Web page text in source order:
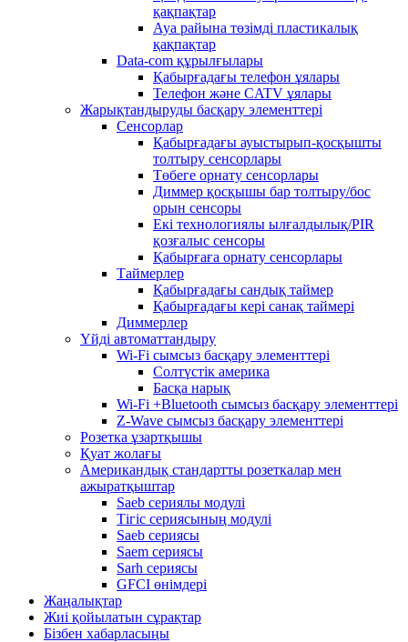
қақпақтар
Ауа райына төзімді пластикалық
қақпақтар
Data-com құрылғылары
Қабырғадағы телефон ұялары
Телефон және CATV ұялары
Жарықтандыруды басқару элементтері
Сенсорлар
Қабырғадағы ауыстырып-қосқышты
толтыру сенсорлары
Төбеге орнату сенсорлары
Диммер қосқышы бар толтыру/бос
орын сенсоры
Екі технологиялы ылғалдылық/PIR
қозғалыс сенсоры
Қабырғаға орнату сенсорлары
Таймерлер
Қабырғадағы сандық таймер
Қабырғадағы кері санақ таймері
Диммерлер
Үйді автоматтандыру
Wi-Fi сымсыз басқару элементтері
Солтүстік америка
Басқа нарық
Wi-Fi +Bluetooth сымсыз басқару элементтері
Z-Wave сымсыз басқару элементтері
Розетка ұзартқышы
Қуат жолағы
Американдық стандартты розеткалар мен
ажыратқыштар
Saeb сериялы модулі
Тігіс сериясының модулі
Saeb сериясы
Saem сериясы
Sarh сериясы
GFCI өнімдері
Жаңалықтар
Жиі қойылатын сұрақтар
Бізбен хабарласыңы